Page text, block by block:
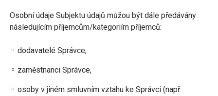
Osobní údaje Subjektu údajů můžou být dále předávány
následujícím příjemcům/kategoriím příjemců:
dodavatelé Správce,
zaměstnanci Správce,
osoby v jiném smluvním vztahu ke Správci (např.